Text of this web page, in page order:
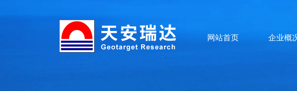
网站首页 企业概